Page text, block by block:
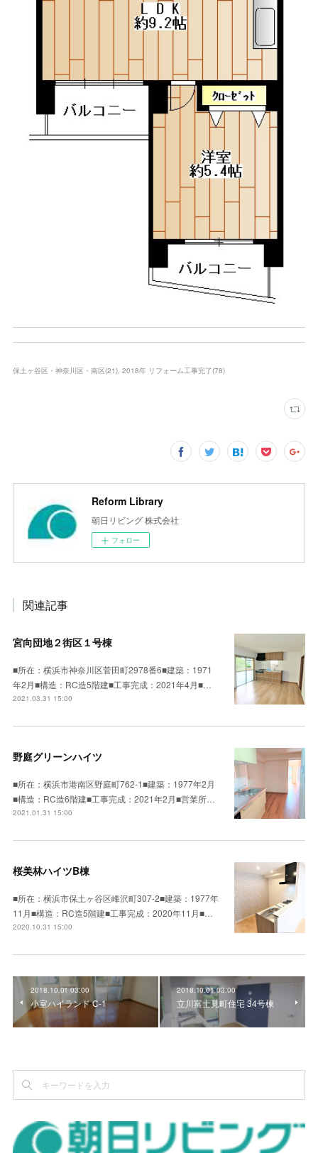
保土ヶ谷区・神奈川区・南区(21) 2018年 リフォーム工事完了(78)
Reform Library
朝日リビング 株式会社
フォロー
関連記事
宮向団地２街区１号棟
■所在：横浜市神奈川区菅田町2978番6■建築：1971
年2月■構造：RC造5階建■工事完成：2021年4月■…
2021.03.31 15:00
野庭グリーンハイツ
■所在：横浜市港南区野庭町762-1■建築：1977年2月
■構造：RC造6階建■工事完成：2021年2月■営業所…
2021.01.31 15:00
桜美林ハイツB棟
■所在：横浜市保土ヶ谷区峰沢町307-2■建築：1977年
11月■構造：RC造5階建■工事完成：2020年11月■…
2020.10.31 15:00
2018.10.01 03:00
小室ハイランド C-1
2018.10.01 03:00
立川富士見町住宅 34号棟